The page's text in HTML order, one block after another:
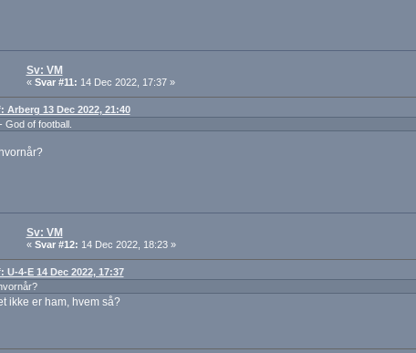
Sv: VM
« Svar #11: 14 Dec 2022, 17:37 »
Arberg 13 Dec 2022, 21:40
God of football.
Sv: VM
« Svar #12: 14 Dec 2022, 18:23 »
U-4-E 14 Dec 2022, 17:37
ikke er ham, hvem så?